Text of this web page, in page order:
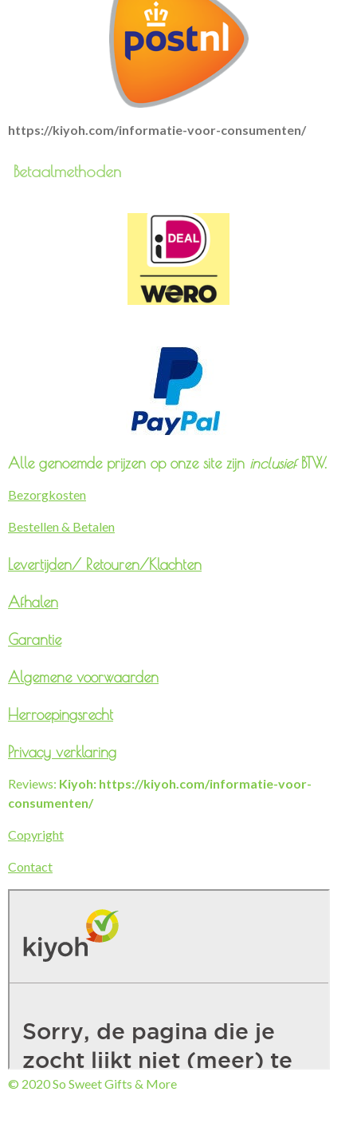
https://kiyoh.com/informatie-voor-consumenten/
Betaalmethoden
Alle genoemde prijzen op onze site zijn inclusiefBTW.
Bezorgkosten
Bestellen & Betalen
Levertijden/ Retouren/Klachten
Afhalen
Garantie
Algemene voorwaarden
Herroepingsrecht
Privacy verklaring
Reviews: Kiyoh: https://kiyoh.com/informatie-voor-
consumenten/
Copyright
Contact
© 2020 So Sweet Gifts & More